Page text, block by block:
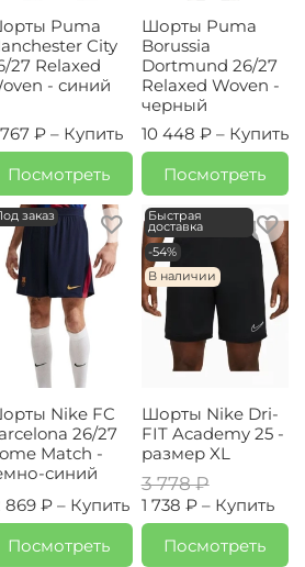
Puma
City
27 Relaxed
- синий
₽ – Купить
Посмотреть
Шорты Puma
Borussia
Dortmund 26/27
Relaxed Woven -
черный
10 448 ₽ – Купить
Посмотреть
заказ
Nike FC
26/27
Match -
синий
869 ₽ – Купить
Посмотреть
Быстрая
доставка
-54%
В наличии
Шорты Nike Dri-
FIT Academy 25 -
размер XL
3 778 ₽
1 738 ₽ – Купить
Посмотреть